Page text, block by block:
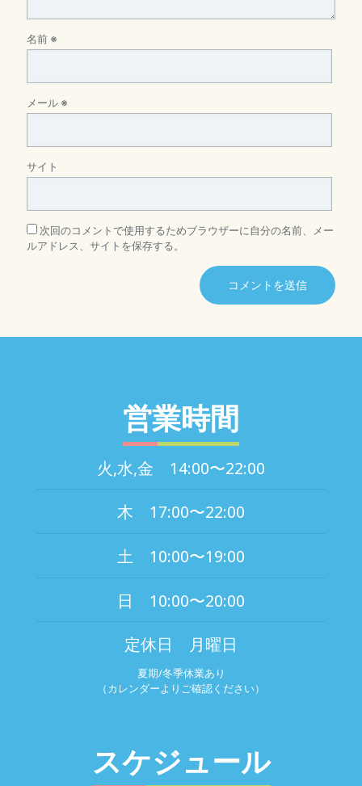
名前 ※
メール ※
サイト
次回のコメントで使用するためブラウザーに自分の名前、メー
ルアドレス、サイトを保存する。
営業時間
火,水,金 14:00〜22:00
木 17:00〜22:00
土 10:00〜19:00
日 10:00〜20:00
定休日 月曜日
夏期/冬季休業あり
（カレンダーよりご確認ください）
スケジュール